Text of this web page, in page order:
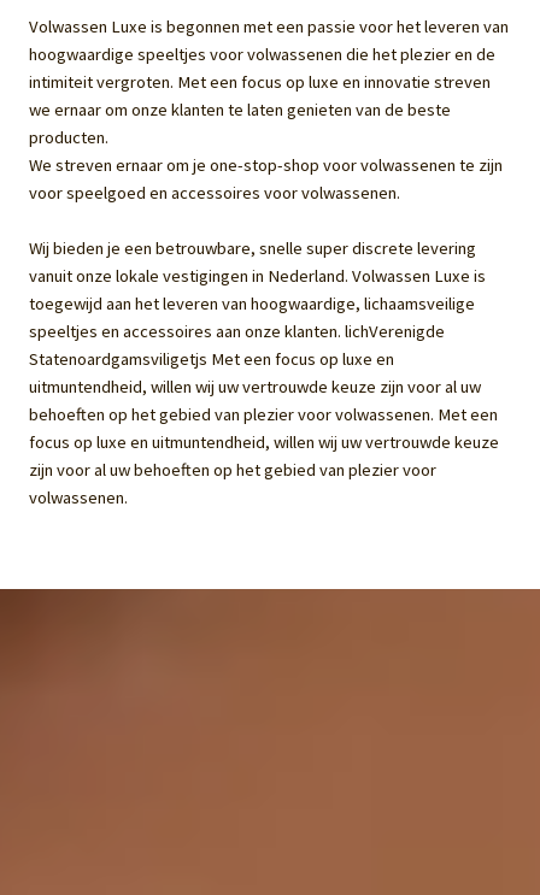
Volwassen Luxe is begonnen met een passie voor het leveren van
hoogwaardige speeltjes voor volwassenen die het plezier en de
intimiteit vergroten. Met een focus op luxe en innovatie streven
we ernaar om onze klanten te laten genieten van de beste
producten.
We streven ernaar om je one-stop-shop voor volwassenen te zijn
voor speelgoed en accessoires voor volwassenen.
Wij bieden je een betrouwbare, snelle super discrete levering
vanuit onze lokale vestigingen in Nederland. Volwassen Luxe is
toegewijd aan het leveren van hoogwaardige, lichaamsveilige
speeltjes en accessoires aan onze klanten. lichVerenigde
Statenoardgamsviligetjs Met een focus op luxe en
uitmuntendheid, willen wij uw vertrouwde keuze zijn voor al uw
behoeften op het gebied van plezier voor volwassenen. Met een
focus op luxe en uitmuntendheid, willen wij uw vertrouwde keuze
zijn voor al uw behoeften op het gebied van plezier voor
volwassenen.